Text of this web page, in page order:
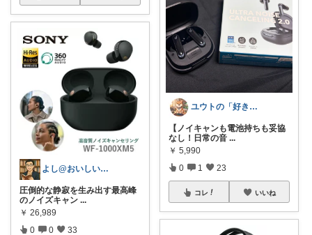
よし@おいしいもの大好き
圧倒的な静寂を生み出す最高峰
のノイズキャン ...
￥ 26,989
0 0 33
ユウトの「好き」をあつめる部屋
【ノイキャンも電池持ちも妥協
なし！日常の音 ...
￥ 5,990
0 1 23
コレ いいね